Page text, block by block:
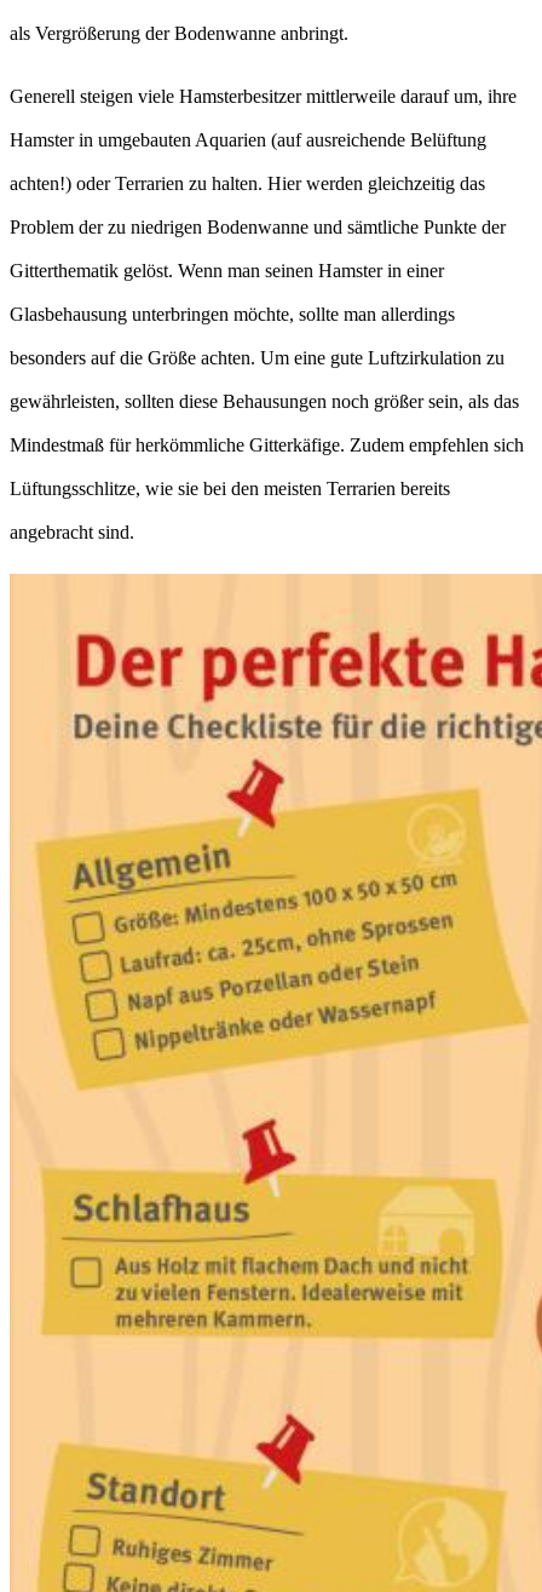
als Vergrößerung der Bodenwanne anbringt.
Generell steigen viele Hamsterbesitzer mittlerweile darauf um, ihre
Hamster in umgebauten Aquarien (auf ausreichende Belüftung
achten!) oder Terrarien zu halten. Hier werden gleichzeitig das
Problem der zu niedrigen Bodenwanne und sämtliche Punkte der
Gitterthematik gelöst. Wenn man seinen Hamster in einer
Glasbehausung unterbringen möchte, sollte man allerdings
besonders auf die Größe achten. Um eine gute Luftzirkulation zu
gewährleisten, sollten diese Behausungen noch größer sein, als das
Mindestmaß für herkömmliche Gitterkäfige. Zudem empfehlen sich
Lüftungsschlitze, wie sie bei den meisten Terrarien bereits
angebracht sind.